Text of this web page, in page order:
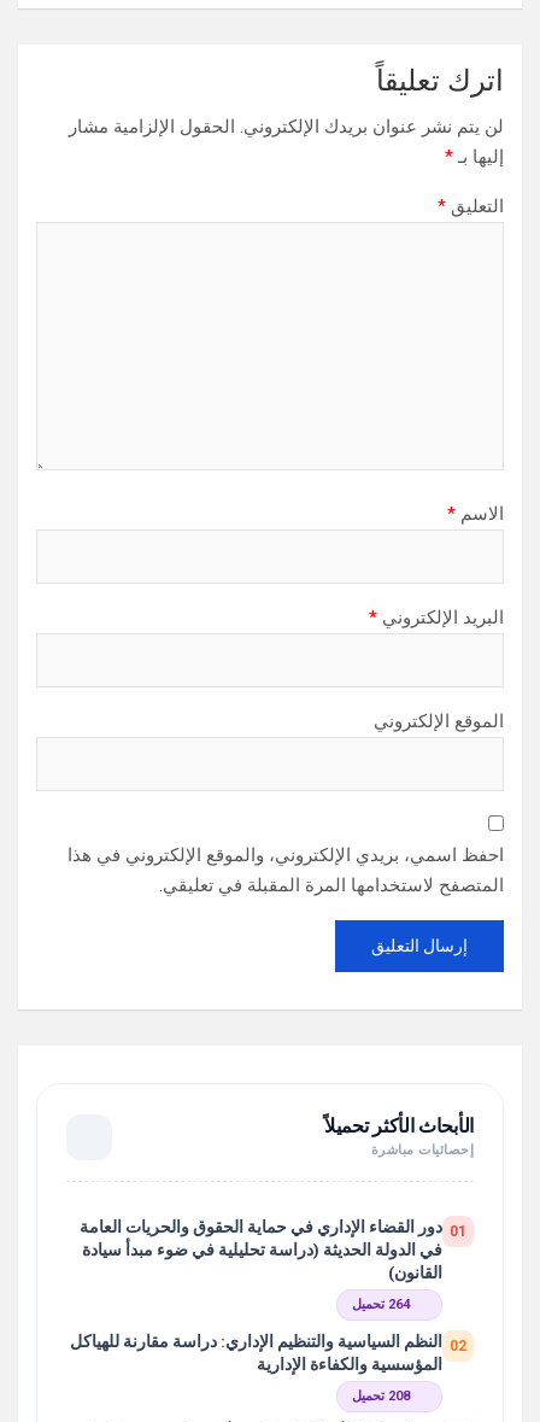
اترك تعليقاً
لن يتم نشر عنوان بريدك الإلكتروني. الحقول الإلزامية مشار
إليها بـ*
التعليق *
الاسم *
البريد الإلكتروني *
الموقع الإلكتروني
احفظ اسمي، بريدي الإلكتروني، والموقع الإلكتروني في هذا
المتصفح لاستخدامها المرة المقبلة في تعليقي.
الأبحاث الأكثر تحميلاً
إحصائيات مباشرة
01 دور القضاء الإداري في حماية الحقوق والحريات العامة
في الدولة الحديثة (دراسة تحليلية في ضوء مبدأ سيادة
القانون)
264 تحميل
02
النظم السياسية والتنظيم الإداري: دراسة مقارنة للهياكل
المؤسسية والكفاءة الإدارية
208 تحميل